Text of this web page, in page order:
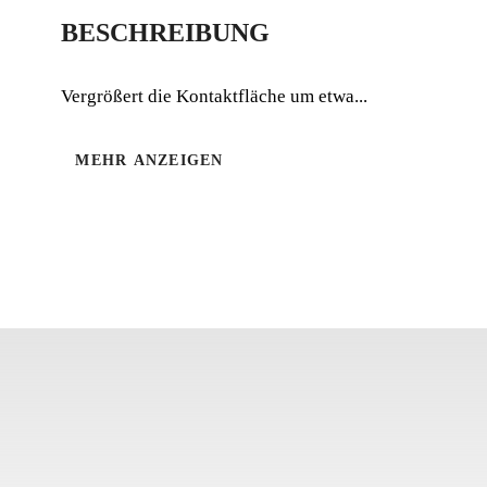
BESCHREIBUNG
Vergrößert die Kontaktfläche um etwa...
MEHR ANZEIGEN